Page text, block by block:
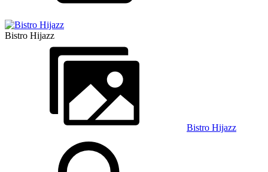
Bistro Hijazz
Bistro Hijazz